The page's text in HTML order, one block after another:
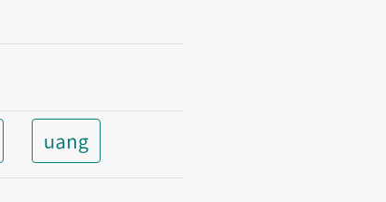
uang